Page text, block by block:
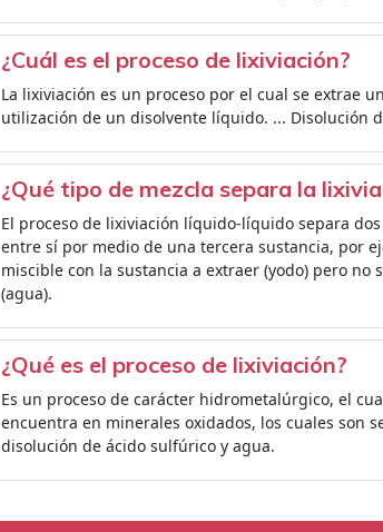
¿Cuál es el proceso de lixiviación?
La lixiviación es un proceso por el cual se extrae
utilización de un disolvente líquido. ... Disolución
¿Qué tipo de mezcla separa la
El proceso de lixiviación líquido-líquido separa
entre sí por medio de una tercera sustancia, por
miscible con la sustancia a extraer (yodo) pero no
(agua).
¿Qué es el proceso de lixiviación?
Es un proceso de carácter hidrometalúrgico, el
encuentra en minerales oxidados, los cuales son
disolución de ácido sulfúrico y agua.